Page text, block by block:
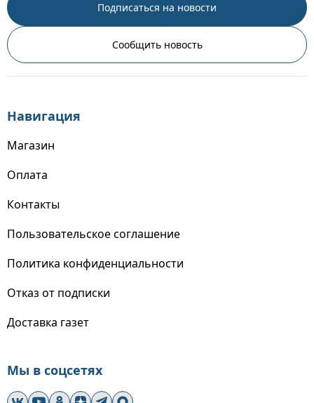
Подписаться на новости
Сообщить новость
Навигация
Магазин
Оплата
Контакты
Пользовательское соглашение
Политика конфиденциальности
Отказ от подписки
Доставка газет
Мы в соцсетях